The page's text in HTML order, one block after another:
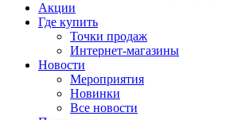
Акции
Где купить
Точки продаж
Интернет-магазины
Новости
Мероприятия
Новинки
Все новости